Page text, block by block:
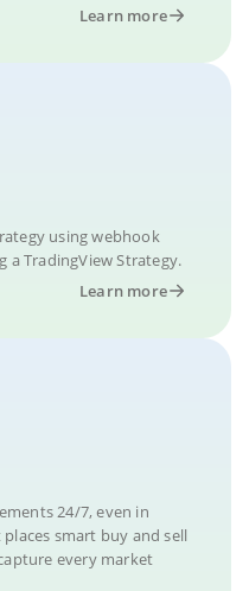
Learn more
using webhook
a TradingView Strategy.
Learn more
24/7, even in
smart buy and sell
every market